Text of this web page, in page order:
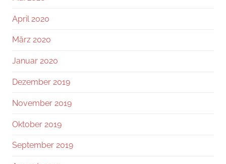
April 2020
März 2020
Januar 2020
Dezember 2019
November 2019
Oktober 2019
September 2019